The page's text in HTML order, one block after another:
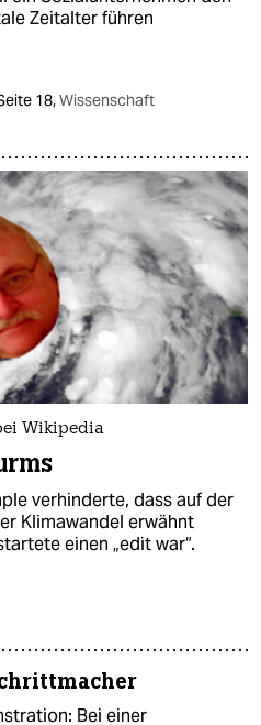
Zeitalter führen
18,Wissenschaft
Wikipedia
verhinderte, dass auf der
Klimawandel erwähnt
einen „edit war“.
Bei einer